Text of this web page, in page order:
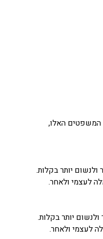
המשפטים האלו,
יותר בקלות.
לעצמי ולאחר.
יותר בקלות.
לעצמי ולאחר.